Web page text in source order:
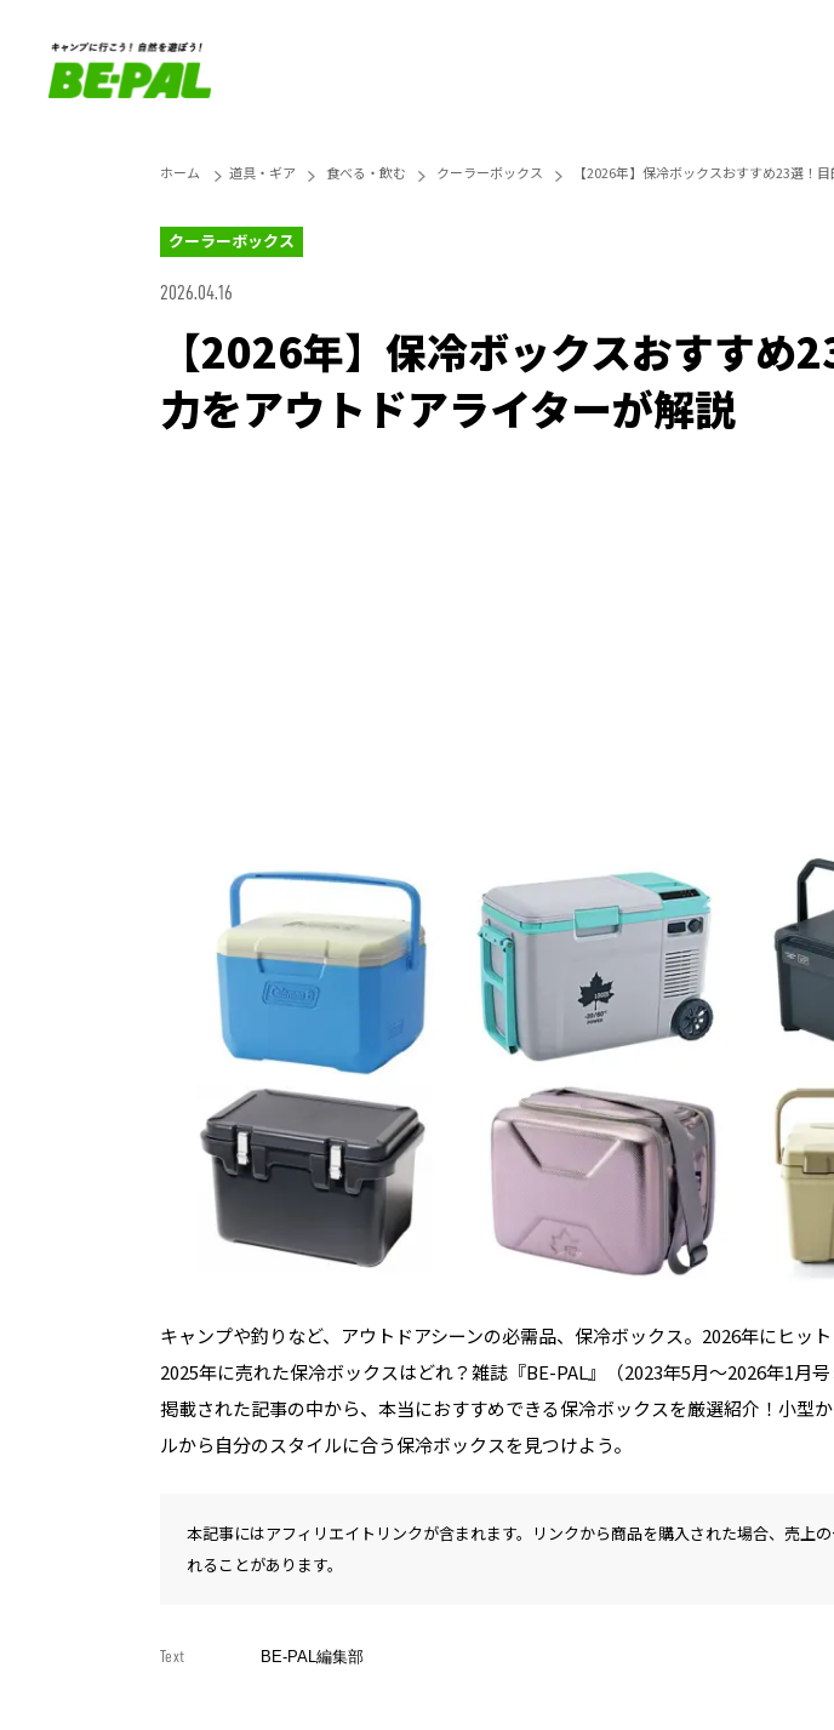
ホーム 道具・ギア 食べる・飲む クーラーボックス 【2026年】保冷ボックスおすすめ23選！
クーラーボックス
2026.04.16
【2026年】保冷ボックスおすすめ
力をアウトドアライターが解説
キャンプや釣りなど、アウトドアシーンの必需品、保冷ボックス。2026年にヒッ
2025年に売れた保冷ボックスはどれ？雑誌『BE-PAL』（2023年5月～2026年1月
掲載された記事の中から、本当におすすめできる保冷ボックスを厳選紹介！小型
ルから自分のスタイルに合う保冷ボックスを見つけよう。
本記事にはアフィリエイトリンクが含まれます。リンクから商品を購入された場合、売上
れることがあります。
Text BE-PAL編集部